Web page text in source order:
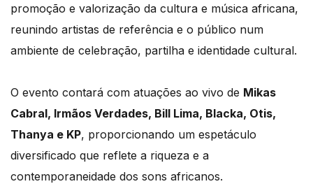
promoção e valorização da cultura e música africana,
reunindo artistas de referência e o público num
ambiente de celebração, partilha e identidade cultural.
O evento contará com atuações ao vivo de Mikas
Cabral, Irmãos Verdades, Bill Lima, Blacka, Otis,
Thanya e KP, proporcionando um espetáculo
diversificado que reflete a riqueza e a
contemporaneidade dos sons africanos.